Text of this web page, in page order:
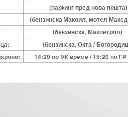
(паркинг пред нова пошта)
(бензинска Макоил, мотел
(бензинска, Макпетрол)
(бензинска, Oкта /
14:20 по МК време / 15:20 по